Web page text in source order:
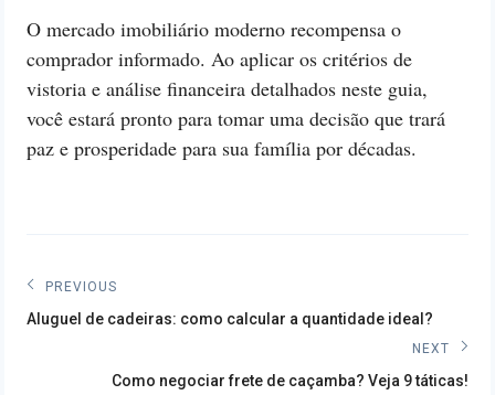
O mercado imobiliário moderno recompensa o
comprador informado. Ao aplicar os critérios de
vistoria e análise financeira detalhados neste guia,
você estará pronto para tomar uma decisão que trará
paz e prosperidade para sua família por décadas.
Navegação
de
PREVIOUS
Previous
Aluguel de cadeiras: como calcular a quantidade ideal?
NEXT
Next
Como negociar frete de caçamba? Veja 9 táticas!